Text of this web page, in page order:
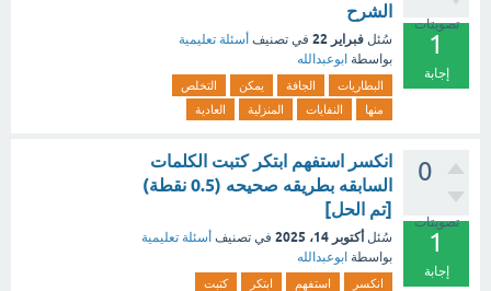
تصويتات
1
إجابة
الشرح
سُئل فبراير 22 في تصنيف أسئلة تعليمية
بواسطة ابوعبدالله
البطاريات الجافة يمكن
التخلص
منها
النفايات المنزلية العادية
0
تصويتات
1
إجابة
انكسر استفهم ابتكر كتبت الكلمات
السابقه بطريقه صحيحه (0.5 نقطة)
[تم الحل]
سُئل أكتوبر 14، 2025 في تصنيف أسئلة تعليمية
بواسطة ابوعبدالله
انكسر استفهم ابتكر
كتبت